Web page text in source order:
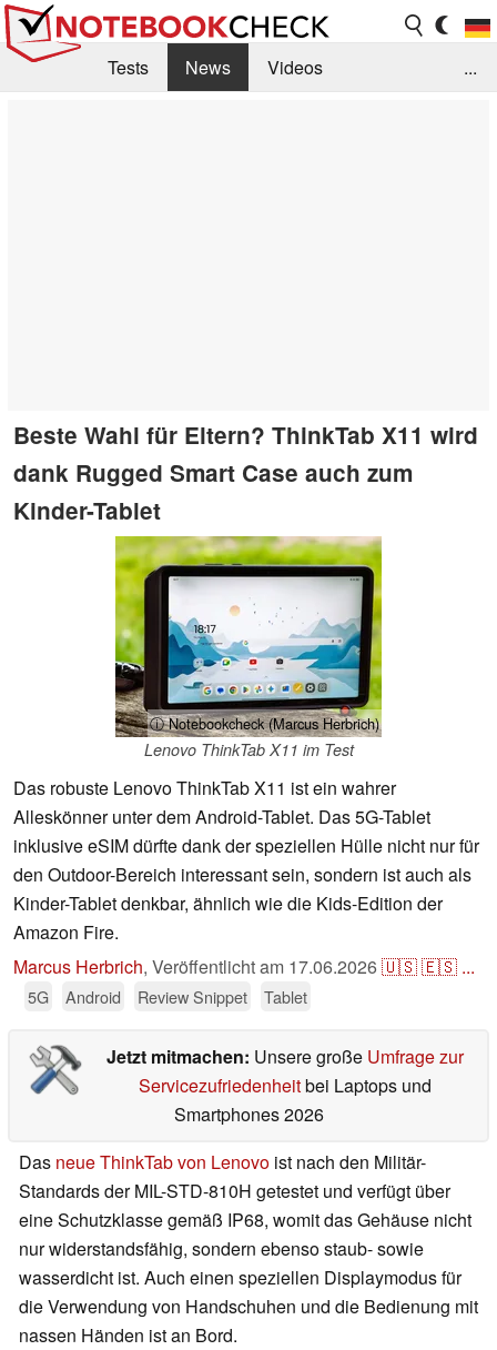
Tests News
Videos
...
Beste Wahl für Eltern? ThinkTab X11 wird
dank Rugged Smart Case auch zum
Kinder-Tablet
ⓘ Notebookcheck (Marcus Herbrich)
Lenovo ThinkTab X11 im Test
Das robuste Lenovo ThinkTab X11 ist ein wahrer
Alleskönner unter dem Android-Tablet. Das 5G-Tablet
inklusive eSIM dürfte dank der speziellen Hülle nicht nur für
den Outdoor-Bereich interessant sein, sondern ist auch als
Kinder-Tablet denkbar, ähnlich wie die Kids-Edition der
Amazon Fire.
Marcus Herbrich, Veröffentlicht am 17.06.2026🇺🇸🇪🇸 ...
5G Android Review Snippet Tablet
Jetzt mitmachen: Unsere große Umfrage zur
Servicezufriedenheitbei Laptops und
Smartphones 2026
Das neue ThinkTab von Lenovo ist nach den Militär-
Standards der MIL-STD-810H getestet und verfügt über
eine Schutzklasse gemäß IP68, womit das Gehäuse nicht
nur widerstandsfähig, sondern ebenso staub- sowie
wasserdicht ist. Auch einen speziellen Displaymodus für
die Verwendung von Handschuhen und die Bedienung mit
nassen Händen ist an Bord.